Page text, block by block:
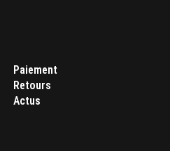
Paiement
Retours
Actus